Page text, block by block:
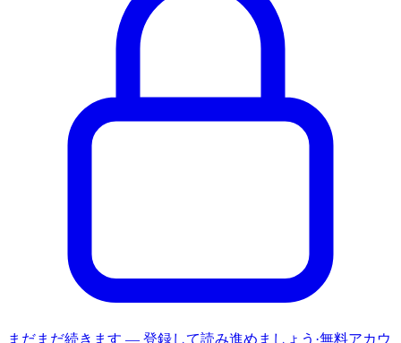
まだまだ続きます — 登録して読み進めましょう ·無料アカウ